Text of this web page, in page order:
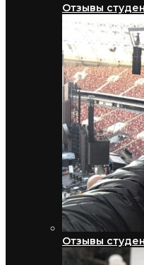
Отзывы
Отзывы